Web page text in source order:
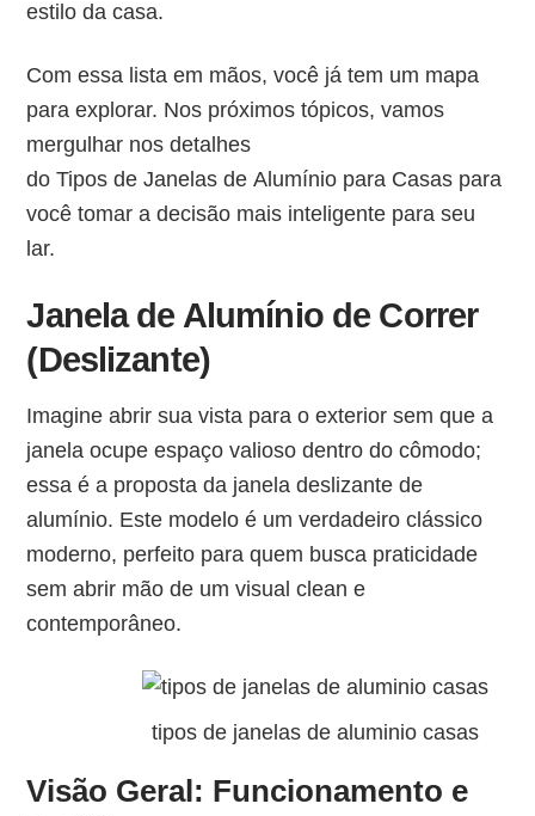
estilo da casa.
Com essa lista em mãos, você já tem um mapa
para explorar. Nos próximos tópicos, vamos
mergulhar nos detalhes
do Tipos de Janelas de Alumínio para Casas para
você tomar a decisão mais inteligente para seu
lar.
Janela de Alumínio de Correr
(Deslizante)
Imagine abrir sua vista para o exterior sem que a
janela ocupe espaço valioso dentro do cômodo;
essa é a proposta da janela deslizante de
alumínio. Este modelo é um verdadeiro clássico
moderno, perfeito para quem busca praticidade
sem abrir mão de um visual clean e
contemporâneo.
tipos de janelas de aluminio casas
Visão Geral: Funcionamento e